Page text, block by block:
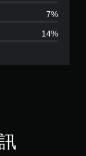
4
星
7%
14%